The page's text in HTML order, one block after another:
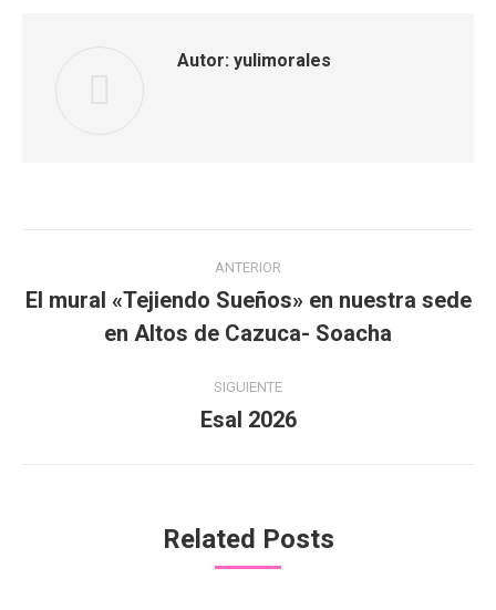
Autor: yulimorales
Navegación
entre
publicaciones
ANTERIOR
anterior:
El mural «Tejiendo Sueños» en nuestra sede
en Altos de Cazuca- Soacha
SIGUIENTE
Publicación
Esal 2026
Related Posts